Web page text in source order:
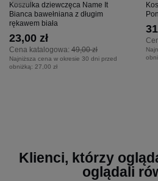
Koszulka dziewczęca Name It
Bianca bawełniana z długim
rękawem biała
Cena katalogowa: 49,00 zł
23,00 zł
Najniższa cena w okresie 30 dni przed
obniżką: 27,00 zł
Klienci, którzy
oglądali